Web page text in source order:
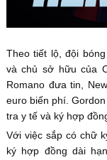
Theo tiết lộ, đội
và chủ sở hữu của
Romano đưa tin,
euro biến phí.
tra y tế và ký hợp
Với việc sắp có chữ
ký hợp đồng dài